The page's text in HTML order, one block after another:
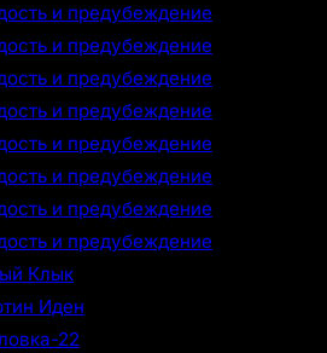
и предубеждение
и предубеждение
и предубеждение
и предубеждение
и предубеждение
и предубеждение
и предубеждение
и предубеждение
Клык
Иден
22